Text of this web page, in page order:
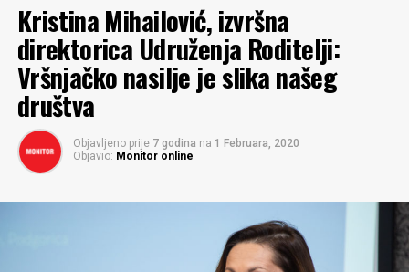
Kristina Mihailović, izvršna
direktorica Udruženja Roditelji:
Vršnjačko nasilje je slika našeg
društva
Objavljeno prije 7 godina na 1 Februara, 2020
Objavio: Monitor online